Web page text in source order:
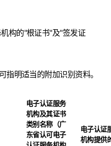
构的"根证书"及"签发证
指明适当的附加识别资料。
电子认证服务
机构及其证书
类别名称（广
东省认可电子
电子认证
机构提供